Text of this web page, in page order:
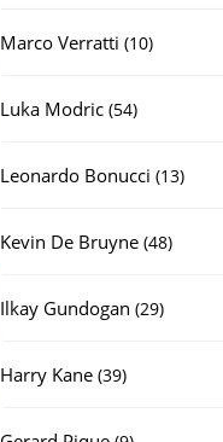
Marco Verratti 1010
Luka Modric 5454
Leonardo Bonucci 1313
Kevin De Bruyne 4848
Ilkay Gundogan 2929
Harry Kane 3939